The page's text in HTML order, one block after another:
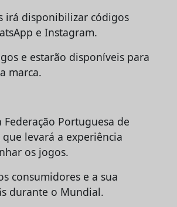
irá disponibilizar códigos
e Instagram.
e estarão disponíveis para
marca.
Portuguesa de
levará a experiência
os jogos.
consumidores e a sua
durante o Mundial.